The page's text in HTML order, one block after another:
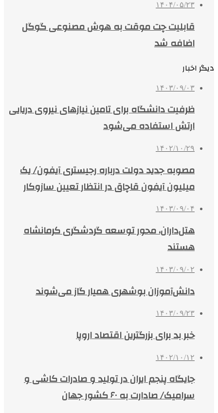
۱۴۰۴/۰۵/۲۳
قابلیت چت موقت به هوش مصنوعی گوگل
اضافه شد
دیگر اخبار
۱۴۰۳/۰۹/۰۳
ظرفیت دانشگاه برای تامین نیازهای نیروی دریایی
ارتش استفاده می‌شود
۱۴۰۲/۱۰/۲۹
مصوبه جدید دولت درباره رجیستری آیفون‌/ یک
میلیون آیفون قاچاق در انتظار تعیین سازوکار
۱۴۰۳/۰۹/۰۴
هتل‌داران، محور توسعه گردشگری کرمانشاه
هستند
۱۴۰۳/۰۹/۰۲
دانش‌آموزان بوشهری همیار گاز می‌شوند
۱۴۰۳/۰۹/۲۳
خبر بد برای بزرگترین اقتصاد اروپا
۱۴۰۲/۱۰/۱۲
جایگاه پنجم ایران در تولید و صادرات کاشی و
سرامیک/ صادارت به ۶۰ کشور جهان